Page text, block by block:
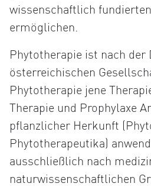
wissenschaftlich
ermöglichen.
Phytotherapie ist nach der
österreichischen
Phytotherapie jene
Therapie und Prophylaxe
pflanzlicher Herkunft
Phytotherapeutika)
ausschließlich nach
naturwissenschaftlichen